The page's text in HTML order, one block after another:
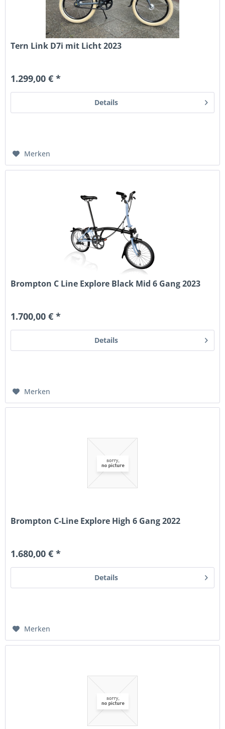
Tern Link D7i mit Licht 2023
1.299,00 € *
Details
Merken
Brompton C Line Explore Black Mid 6 Gang 2023
1.700,00 € *
Details
Merken
Brompton C-Line Explore High 6 Gang 2022
1.680,00 € *
Details
Merken